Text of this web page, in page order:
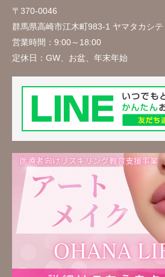
〒370-0046
群馬県高崎市江木町983-1 ヤマタカシ
営業時間： 9:00～18:00
定休日： GW、お盆、年末年始